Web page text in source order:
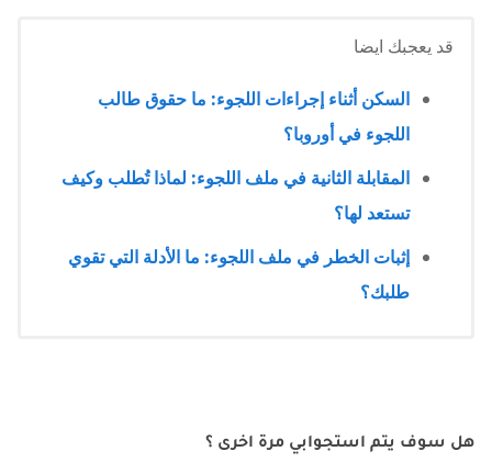
قد يعجبك ايضا
السكن أثناء إجراءات اللجوء: ما حقوق طالب
اللجوء في أوروبا؟
المقابلة الثانية في ملف اللجوء: لماذا تُطلب وكيف
تستعد لها؟
إثبات الخطر في ملف اللجوء: ما الأدلة التي تقوي
طلبك؟
هل سوف يتم استجوابي مرة اخرى ؟